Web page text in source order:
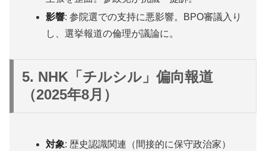
影響: 参院選での支持に悪影響。BPO審議入り
し、選挙報道の倫理が議論に。
5. NHK「チルシル」偏向報道
（2025年8月）
対象: 歴史認識関連（間接的に保守政治家）